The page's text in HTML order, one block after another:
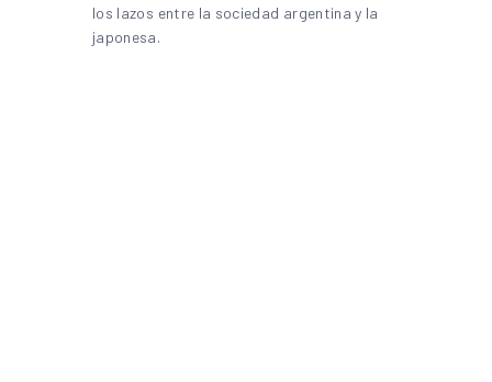
los lazos entre la sociedad argentina y la
japonesa.